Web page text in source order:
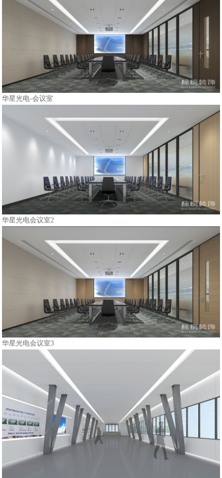
华星光电-会议室
华星光电会议室2
华星光电会议室3